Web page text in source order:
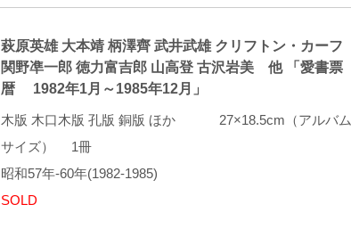
萩原英雄 大本靖 柄澤齊 武井武雄 クリフトン・カーフ
関野凖一郎 徳力富吉郎 山高登 古沢岩美 他 「愛書票
暦 1982年1月～1985年12月」
木版 木口木版 孔版 銅版 ほか 27×18.5cm（アルバム
サイズ） 1冊
昭和57年-60年(1982-1985)
SOLD